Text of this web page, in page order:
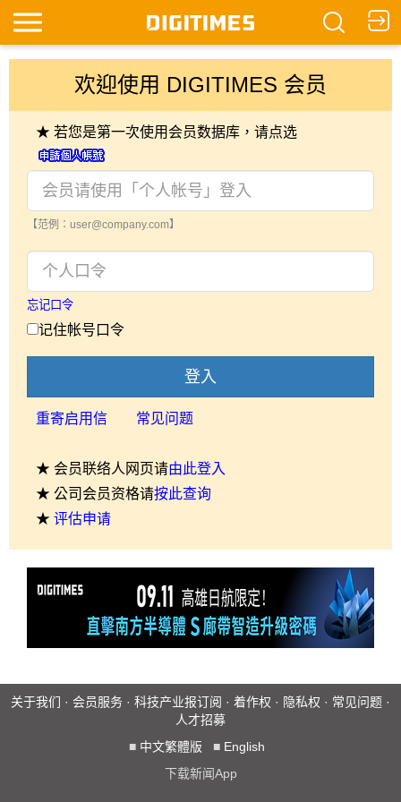
欢迎使用 DIGITIMES 会员
★ 若您是第一次使用会员数据库，请点选
【范例：user@company.com】
忘记口令
记住帐号口令
登入
重寄启用信 常见问题
★ 会员联络人网页请由此登入
★ 公司会员资格请按此查询
★ 评估申请
关于我们 · 会员服务 · 科技产业报订阅 · 着作权 · 隐私权 · 常见问题 ·
人才招募
■ 中文繁體版 ■ English
下载新闻App